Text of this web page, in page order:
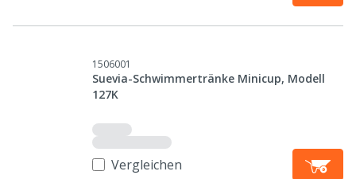
1506001
Suevia-Schwimmertränke Minicup, Modell
127K
Vergleichen